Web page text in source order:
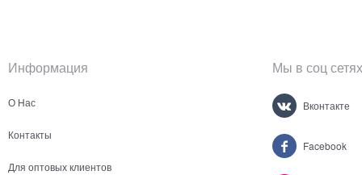
Информация
О Нас
Контакты
Для оптовых клиентов
Мы в соц сетях
Вконтакте
Facebook